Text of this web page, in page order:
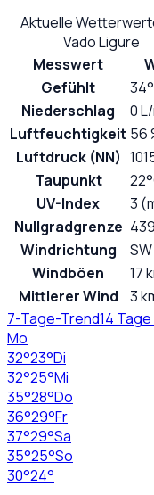
Aktuelle
Vado Ligure
Messwert
Gefühlt
Niederschlag
0
Luftfeuchtigkeit 56
Luftdruck (NN)
Taupunkt
UV-Index
3
Nullgradgrenze
Windrichtung
SW
Windböen
17
Mittlerer Wind
3
7-Tage-Trend14
Mo
32°23°Di
32°25°Mi
35°28°Do
36°29°Fr
37°29°Sa
35°25°So
30°24°